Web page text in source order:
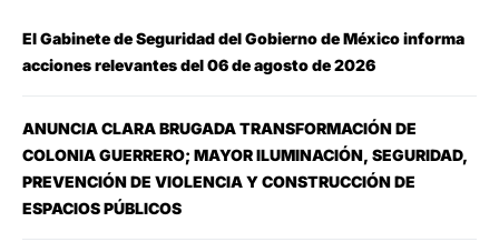
El Gabinete de Seguridad del Gobierno de México informa
acciones relevantes del 06 de agosto de 2026
ANUNCIA CLARA BRUGADA TRANSFORMACIÓN DE
COLONIA GUERRERO; MAYOR ILUMINACIÓN, SEGURIDAD,
PREVENCIÓN DE VIOLENCIA Y CONSTRUCCIÓN DE
ESPACIOS PÚBLICOS